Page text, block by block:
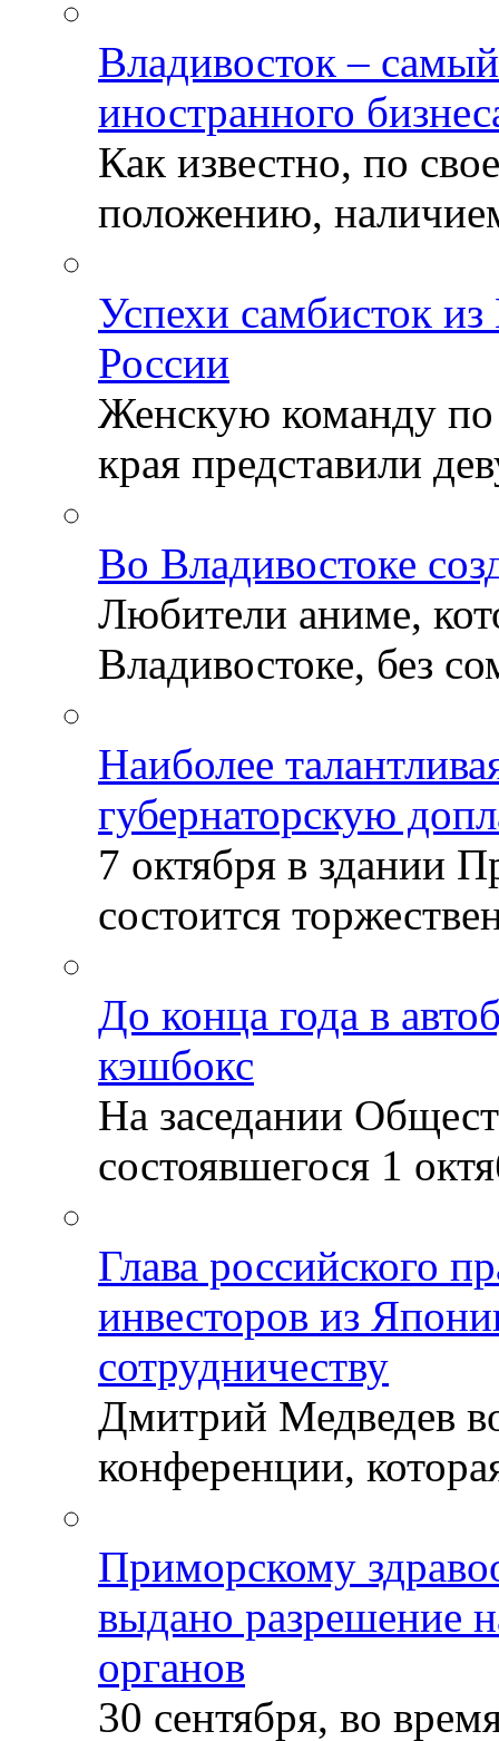
Владивосток –
иностранного
Как известно, по
положению,
Успехи самбисток
России
Женскую команду
края представили
Во Владивостоке
Любители аниме,
Владивостоке, без
Наиболее
губернаторскую
7 октября в здании
состоится
До конца года в
кэшбокс
На заседании
состоявшегося 1
Глава российского
инвесторов из
сотрудничеству
Дмитрий Медведев
конференции,
Приморскому
выдано разрешение
органов
30 сентября, во